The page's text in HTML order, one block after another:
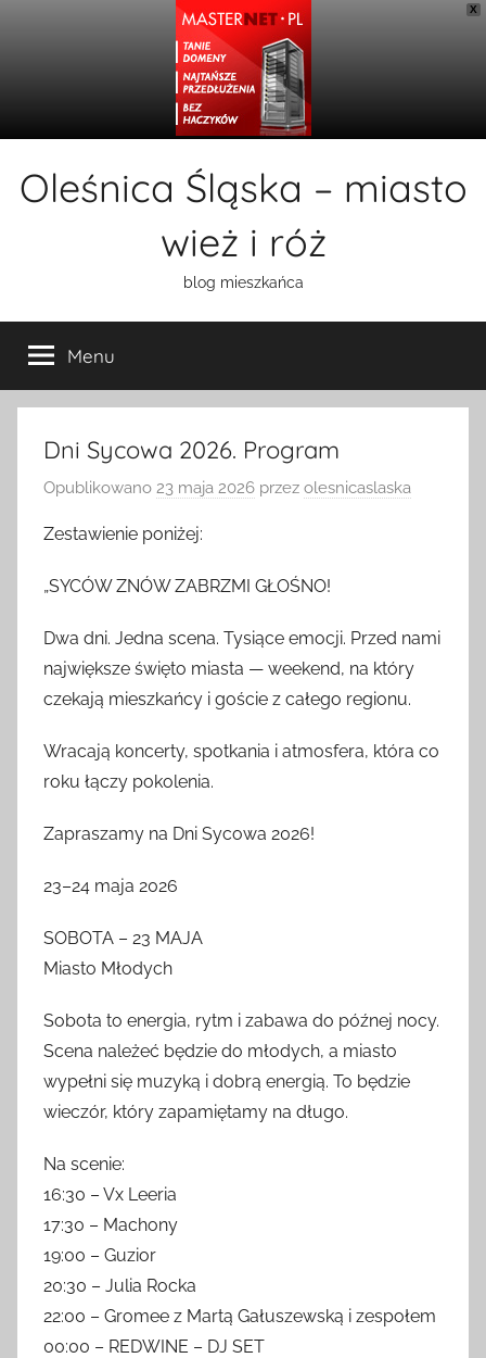
X
Oleśnica Śląska – miasto
wież i róż
blog mieszkańca
Menu
Dni Sycowa 2026. Program
Opublikowano 23 maja 2026 przez olesnicaslaska
Zestawienie poniżej:
„SYCÓW ZNÓW ZABRZMI GŁOŚNO!
Dwa dni. Jedna scena. Tysiące emocji. Przed nami
największe święto miasta — weekend, na który
czekają mieszkańcy i goście z całego regionu.
Wracają koncerty, spotkania i atmosfera, która co
roku łączy pokolenia.
Zapraszamy na Dni Sycowa 2026!
23–24 maja 2026
SOBOTA – 23 MAJA
Miasto Młodych
Sobota to energia, rytm i zabawa do późnej nocy.
Scena należeć będzie do młodych, a miasto
wypełni się muzyką i dobrą energią. To będzie
wieczór, który zapamiętamy na długo.
Na scenie:
16:30 – Vx Leeria
17:30 – Machony
19:00 – Guzior
20:30 – Julia Rocka
22:00 – Gromee z Martą Gałuszewską i zespołem